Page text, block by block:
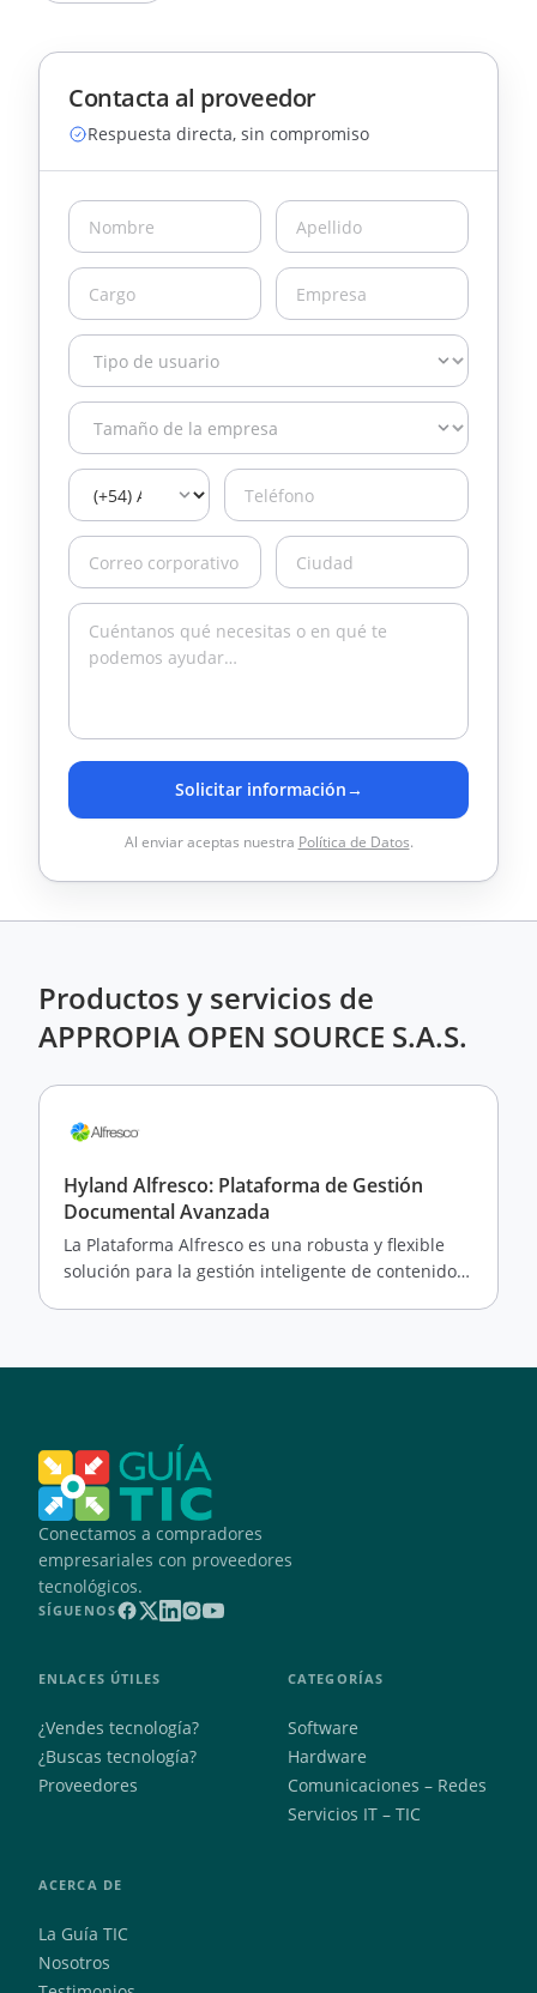
Contacta al proveedor
Respuesta directa, sin compromiso
Solicitar información→
Al enviar aceptas nuestra Política de Datos.
Productos y servicios de
APPROPIA OPEN SOURCE S.A.S.
Hyland Alfresco: Plataforma de Gestión
Documental Avanzada
La Plataforma Alfresco es una robusta y flexible
solución para la gestión inteligente de contenidos
Conectamos a compradores
empresariales con proveedores
tecnológicos.
SÍGUENOS
ENLACES ÚTILES
¿Vendes tecnología?
¿Buscas tecnología?
Proveedores
CATEGORÍAS
Software
Hardware
Comunicaciones – Redes
Servicios IT – TIC
ACERCA DE
La Guía TIC
Nosotros